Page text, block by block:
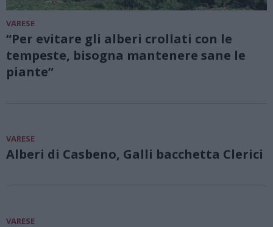
VARESE
“Per evitare gli alberi crollati con le
tempeste, bisogna mantenere sane le
piante”
VARESE
Alberi di Casbeno, Galli bacchetta Clerici
VARESE